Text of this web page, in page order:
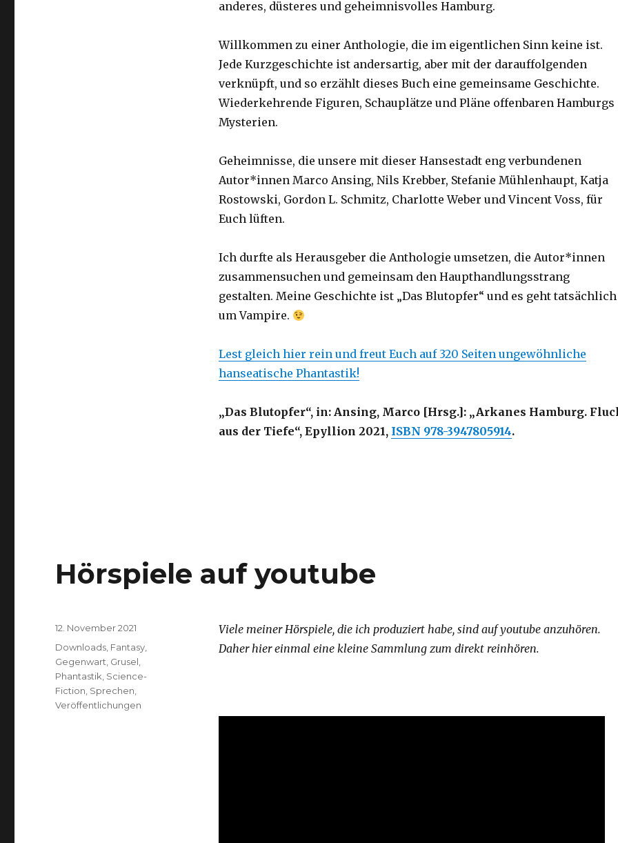
anderes, düsteres und geheimnisvolles Hamburg.
Willkommen zu einer Anthologie, die im eigentlichen Sinn keine ist.
Jede Kurzgeschichte ist andersartig, aber mit der darauffolgenden
verknüpft, und so erzählt dieses Buch eine gemeinsame Geschichte.
Wiederkehrende Figuren, Schauplätze und Pläne offenbaren Hamburgs
Mysterien.
Geheimnisse, die unsere mit dieser Hansestadt eng verbundenen
Autor*innen Marco Ansing, Nils Krebber, Stefanie Mühlenhaupt, Katja
Rostowski, Gordon L. Schmitz, Charlotte Weber und Vincent Voss, für
Euch lüften.
Ich durfte als Herausgeber die Anthologie umsetzen, die Autor*innen
zusammensuchen und gemeinsam den Haupthandlungsstrang
gestalten. Meine Geschichte ist „Das Blutopfer“ und es geht tatsächlich
um Vampire.
Lest gleich hier rein und freut Euch auf 320 Seiten ungewöhnliche
hanseatische Phantastik!
„Das Blutopfer“, in: Ansing, Marco [Hrsg.]: „Arkanes Hamburg.
aus der Tiefe“, Epyllion 2021, ISBN 978-3947805914.
Hörspiele auf youtube
Viele meiner Hörspiele, die ich produziert habe, sind auf youtube anzuhören.
Daher hier einmal eine kleine Sammlung zum direkt reinhören.
Veröffentlicht
12. November 2021
Kategorien
Downloads Fantasy
Gegenwart Grusel
Phantastik Science-
Fiction Sprechen
Veröffentlichungen